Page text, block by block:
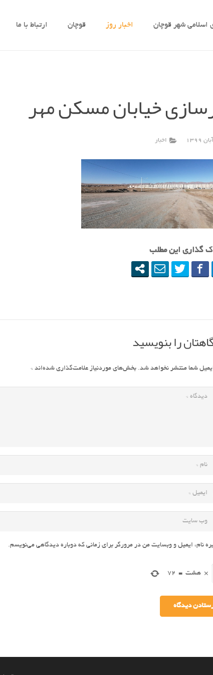
اسلامی شهر قوچان اخبار روز قوچان ارتباط با ما
خیابان مسکن مهر
اخبار
گذاری این مطلب
را بنویسید
شما منتشر نخواهد شد. بخش‌های موردنیاز علامت‌گذاری شده‌اند *
نام، ایمیل و وبسایت من در مرورگر برای زمانی که دوباره دیدگاهی می‌نویسم.
× هشت =
72